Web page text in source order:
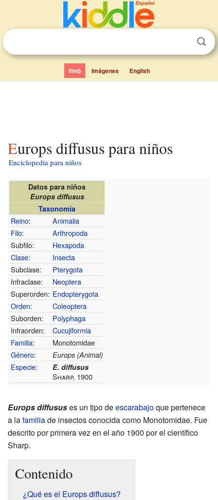
Web Imágenes English
Europs diffusus para niños
Enciclopedia para niños
Datos para niños
Europs diffusus
Taxonomía
Reino:
Animalia
Filo:
Arthropoda
Subfilo:
Hexapoda
Clase:
Insecta
Subclase:
Pterygota
Infraclase:
Neoptera
Superorden: Endopterygota
Orden:
Coleoptera
Suborden:
Polyphaga
Infraorden:
Cucujiformia
Familia:
Monotomidae
Género: Europs (Animal)
Especie: E. diffusus
Sharp, 1900
Europs diffususes un tipo deescarabajoque pertenece
a lafamiliade insectos conocida como Monotomidae. Fue
descrito por primera vez en el año 1900 por el científico
Sharp.
Contenido
¿Qué es el Europs diffusus?